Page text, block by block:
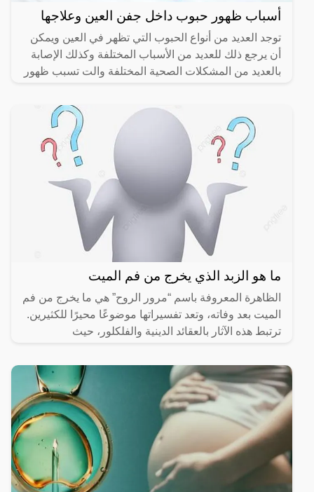
أسباب ظهور حبوب داخل جفن العين وعلاجها
توجد العديد من أنواع الحبوب التي تظهر في العين ويمكن
أن يرجع ذلك للعديد من الأسباب المختلفة وكذلك الإصابة
بالعديد من المشكلات الصحية المختلفة والت تسبب ظهور
ما هو الزبد الذي يخرج من فم الميت
الظاهرة المعروفة باسم “مرور الروح” هي ما يخرج من فم
الميت بعد وفاته، وتعد تفسيراتها موضوعًا محيرًا للكثيرين.
ترتبط هذه الآثار بالعقائد الدينية والفلكلور، حيث